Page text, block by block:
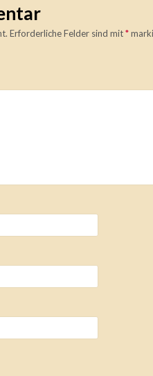
Erforderliche Felder sind mit*